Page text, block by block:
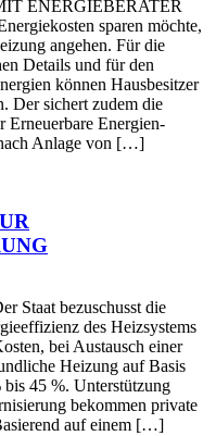
ENERGIEBERATER
sparen möchte,
angehen. Für die
Details und für den
können Hausbesitzer
Der sichert zudem die
Erneuerbare Energien-
Anlage von […]
Staat bezuschusst die
des Heizsystems
bei Austausch einer
Heizung auf Basis
45 %. Unterstützung
bekommen private
auf einem […]